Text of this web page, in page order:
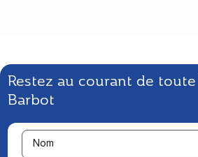
Restez au courant de
Barbot